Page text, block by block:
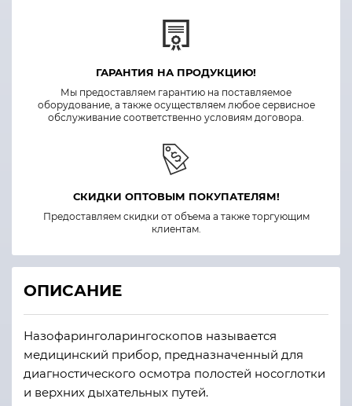
ГАРАНТИЯ НА ПРОДУКЦИЮ!
Мы предоставляем гарантию на поставляемое
оборудование, а также осуществляем любое сервисное
обслуживание соответственно условиям договора.
СКИДКИ ОПТОВЫМ ПОКУПАТЕЛЯМ!
Предоставляем скидки от объема а также торгующим
клиентам.
ОПИСАНИЕ
Назофаринголарингоскопов называется
медицинский прибор, предназначенный для
диагностического осмотра полостей носоглотки
и верхних дыхательных путей.